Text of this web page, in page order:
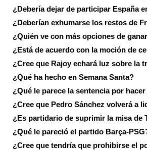
¿Debería dejar de participar España
¿Deberían exhumarse los restos de
¿Quién ve con más opciones de
¿Está de acuerdo con la moción de
¿Cree que Rajoy echará luz sobre la
¿Qué ha hecho en Semana Santa?
¿Qué le parece la sentencia por
¿Cree que Pedro Sánchez volverá a
¿Es partidario de suprimir la misa de
¿Qué le pareció el partido Barça-
¿Cree que tendría que prohibirse el